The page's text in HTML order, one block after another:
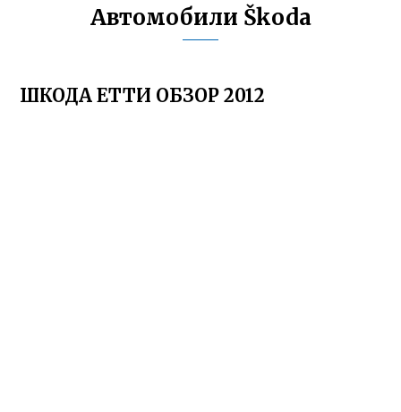
Автомобили Škoda
ШКОДА ЕТТИ ОБЗОР 2012